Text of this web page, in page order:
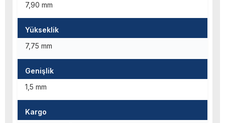
7,90 mm
Yükseklik
7,75 mm
Genişlik
1,5 mm
Kargo